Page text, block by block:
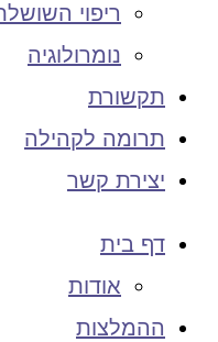
ריפוי השושלת
נומרולוגיה
תקשורת
תרומה לקהילה
יצירת קשר
דף בית
אודות
ההמלצות